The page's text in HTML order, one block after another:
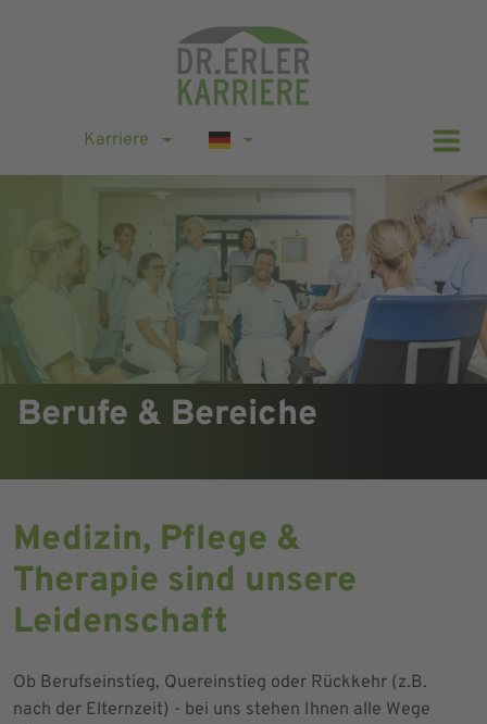
Karriere
Berufe & Bereiche
Medizin, Pflege &
Therapie sind unsere
Leidenschaft
Ob Berufseinstieg, Quereinstieg oder Rückkehr (z.B.
nach der Elternzeit) - bei uns stehen Ihnen alle Wege